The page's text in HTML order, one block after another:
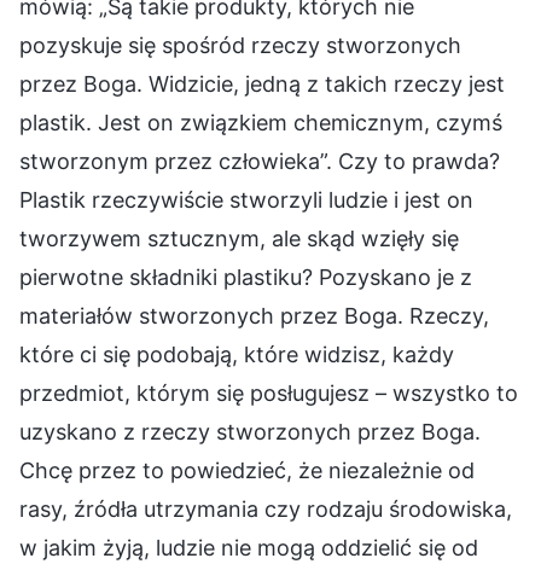
mówią: „Są takie produkty, których nie
pozyskuje się spośród rzeczy stworzonych
przez Boga. Widzicie, jedną z takich rzeczy jest
plastik. Jest on związkiem chemicznym, czymś
stworzonym przez człowieka”. Czy to prawda?
Plastik rzeczywiście stworzyli ludzie i jest on
tworzywem sztucznym, ale skąd wzięły się
pierwotne składniki plastiku? Pozyskano je z
materiałów stworzonych przez Boga. Rzeczy,
które ci się podobają, które widzisz, każdy
przedmiot, którym się posługujesz – wszystko to
uzyskano z rzeczy stworzonych przez Boga.
Chcę przez to powiedzieć, że niezależnie od
rasy, źródła utrzymania czy rodzaju środowiska,
w jakim żyją, ludzie nie mogą oddzielić się od